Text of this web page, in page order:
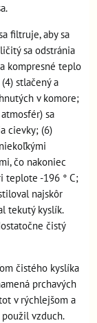
filtruje, aby sa
sa odstránia
kompresné teplo
stlačený a
v komore;
sa
cievky; (6)
čo nakoniec
teplote -196 ° C;
najskôr
tekutý kyslík.
čistý
čistého kyslíka
prchavých
v rýchlejšom a
vzduch.